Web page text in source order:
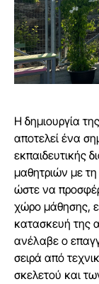
Η δημιουργία
αποτελεί ένα
εκπαιδευτικής
μαθητριών με
ώστε να
χώρο μάθησης,
κατασκευή της
ανέλαβε ο
σειρά από
σκελετού και